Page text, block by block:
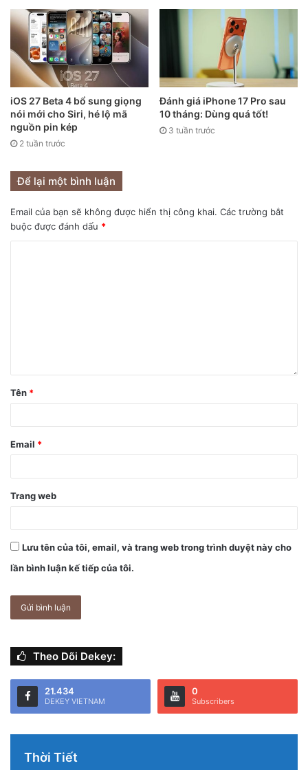
Một số người dùng nói rằng họ giữ điện thoại mới của mình
quá chặt để tránh bị tuột khỏi tay và điều này có thể đã dẫn
đến các vết cắt. Hiện tại vẫn chưa biết liệu người dùng ở
iOS 27 Beta 4 bổ sung giọng
nói mới cho Siri, hé lộ mã
nguồn pin kép
2 tuần trước
Đánh giá iPhone 17 Pro sau
10 tháng: Dùng quá tốt!
3 tuần trước
Để lại một bình luận
Email của bạn sẽ không được hiển thị công khai. Các trường bắt
buộc được đánh dấu *
Tên *
Email *
Trang web
Lưu tên của tôi, email, và trang web trong trình duyệt này cho
lần bình luận kế tiếp của tôi.
Theo Dõi Dekey:
21.434
DEKEY VIETNAM
0
Subscribers
Thời Tiết